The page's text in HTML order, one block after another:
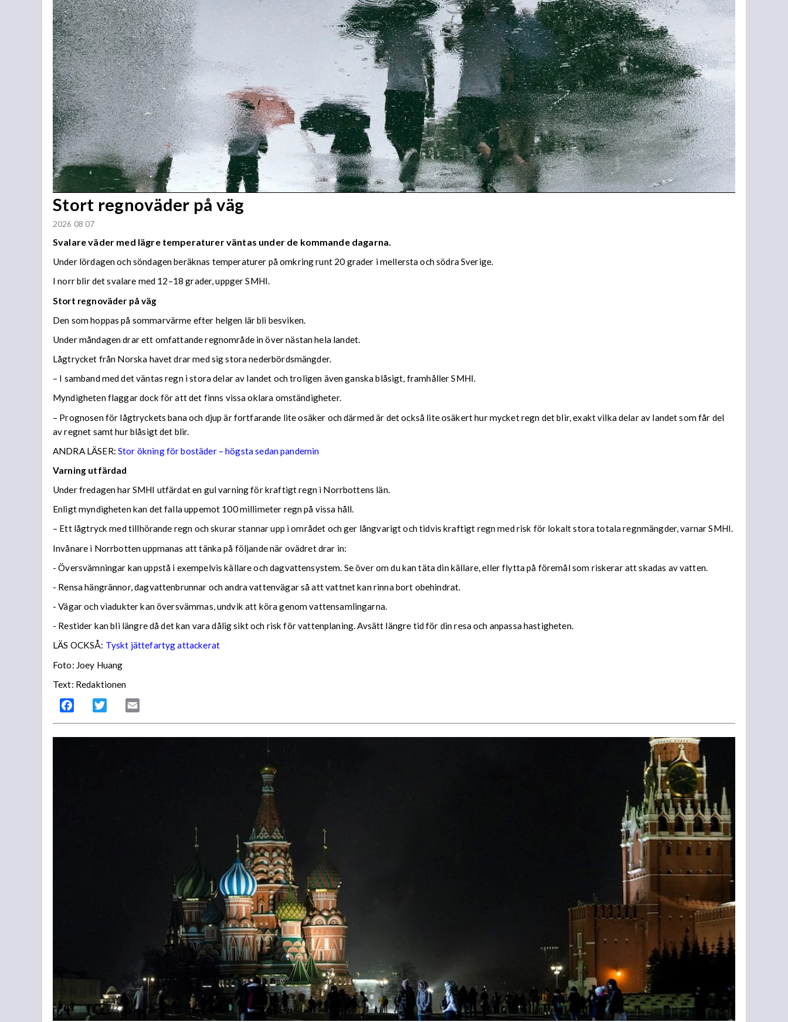
Stort regnoväder på väg
2026 08 07
Svalare väder med lägre temperaturer väntas under de kommande dagarna.
Under lördagen och söndagen beräknas temperaturer på omkring runt 20 grader i mellersta och södra Sverige.
I norr blir det svalare med 12–18 grader, uppger SMHI.
Stort regnoväder på väg
Den som hoppas på sommarvärme efter helgen lär bli besviken.
Under måndagen drar ett omfattande regnområde in över nästan hela landet.
Lågtrycket från Norska havet drar med sig stora nederbördsmängder.
– I samband med det väntas regn i stora delar av landet och troligen även ganska blåsigt, framhåller SMHI.
Myndigheten flaggar dock för att det finns vissa oklara omständigheter.
– Prognosen för lågtryckets bana och djup är fortfarande lite osäker och därmed är det också lite osäkert hur mycket regn det blir, exakt vilka delar av landet som får del
av regnet samt hur blåsigt det blir.
ANDRA LÄSER: Stor ökning för bostäder – högsta sedan pandemin
Varning utfärdad
Under fredagen har SMHI utfärdat en gul varning för kraftigt regn i Norrbottens län.
Enligt myndigheten kan det falla uppemot 100 millimeter regn på vissa håll.
– Ett lågtryck med tillhörande regn och skurar stannar upp i området och ger långvarigt och tidvis kraftigt regn med risk för lokalt stora totala regnmängder, varnar SMHI.
Invånare i Norrbotten uppmanas att tänka på följande när ovädret drar in:
- Översvämningar kan uppstå i exempelvis källare och dagvattensystem. Se över om du kan täta din källare, eller flytta på föremål som riskerar att skadas av vatten.
- Rensa hängrännor, dagvattenbrunnar och andra vattenvägar så att vattnet kan rinna bort obehindrat.
- Vägar och viadukter kan översvämmas, undvik att köra genom vattensamlingarna.
- Restider kan bli längre då det kan vara dålig sikt och risk för vattenplaning. Avsätt längre tid för din resa och anpassa hastigheten.
LÄS OCKSÅ: Tyskt jättefartyg attackerat
Foto: Joey Huang
Text: Redaktionen
Facebook Twitter